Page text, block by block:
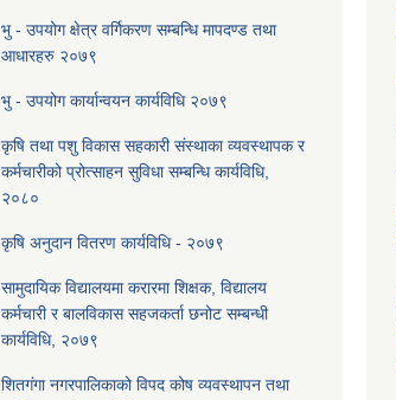
भु - उपयोग क्षेत्र वर्गिकरण सम्बन्धि मापदण्ड तथा
आधारहरु २०७९
भु - उपयोग कार्यान्वयन कार्यविधि २०७९
कृषि तथा पशु विकास सहकारी संस्थाका व्यवस्थापक र
कर्मचारीको प्रोत्साहन सुविधा सम्बन्धि कार्यविधि,
२०८०
कृषि अनुदान वितरण कार्यविधि - २०७९
सामुदायिक विद्यालयमा करारमा शिक्षक, विद्यालय
कर्मचारी र बालविकास सहजकर्ता छनोट सम्बन्धी
कार्यविधि, २०७९
शितगंगा नगरपालिकाको विपद कोष व्यवस्थापन तथा